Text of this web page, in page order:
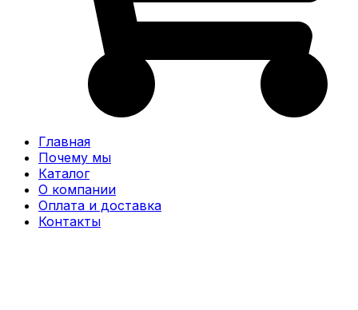
Главная
Почему мы
Каталог
О компании
Оплата и доставка
Контакты